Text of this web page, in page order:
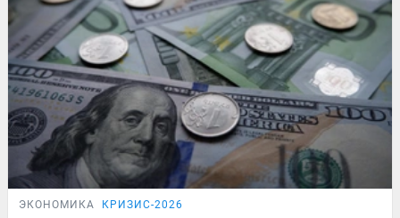
ЭКОНОМИКА КРИЗИС-2026